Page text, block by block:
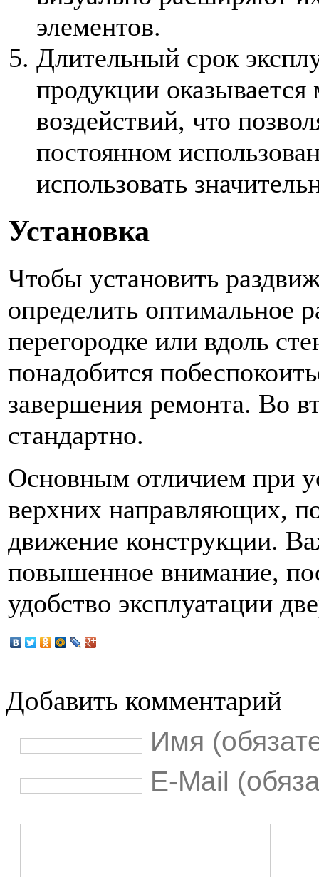
элементов.
Длительный срок
продукции
воздействий, что
постоянном
использовать
Установка
Чтобы установить
определить оптимальное
перегородке или вдоль
понадобится
завершения ремонта. Во
стандартно.
Основным отличием при
верхних направляющих,
движение конструкции.
повышенное внимание,
удобство эксплуатации
Добавить комментарий
Имя
E-Mail